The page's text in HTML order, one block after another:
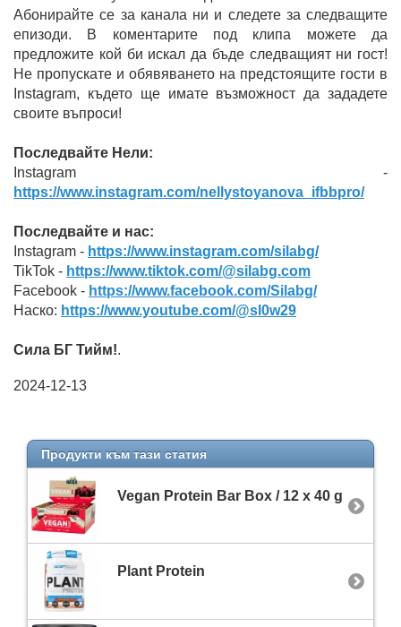
Абонирайте се за канала ни и следете за следващите
епизоди. В коментарите под клипа можете да
предложите кой би искал да бъде следващият ни гост!
Не пропускате и обявяването на предстоящите гости в
Instagram, където ще имате възможност да зададете
своите въпроси!
Последвайте Нели:
Instagram -
https://www.instagram.com/nellystoyanova_ifbbpro/
Последвайте и нас:
Instagram - https://www.instagram.com/silabg/
TikTok - https://www.tiktok.com/@silabg.com
Facebook - https://www.facebook.com/Silabg/
Наско: https://www.youtube.com/@sl0w29
Сила БГ Тийм!.
2024-12-13
Продукти към тази статия
Vegan Protein Bar Box / 12 x 40 g
Plant Protein